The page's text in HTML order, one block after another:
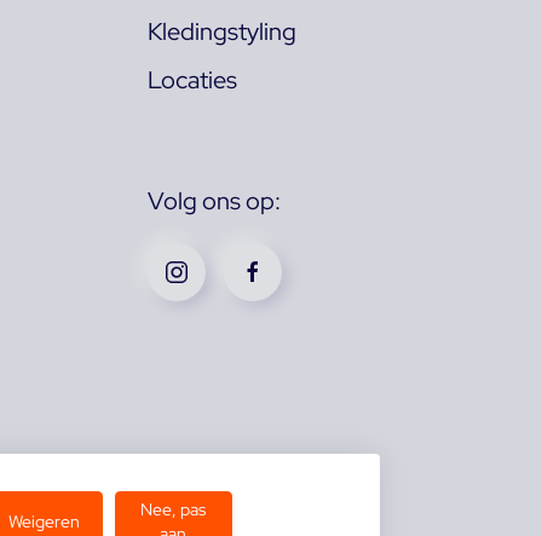
Kledingstyling
Locaties
Volg ons op:
Weigeren
Nee, pas